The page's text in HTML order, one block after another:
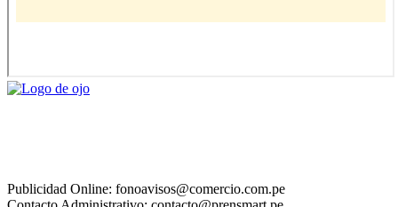
Publicidad Online: fonoavisos@comercio.com.pe